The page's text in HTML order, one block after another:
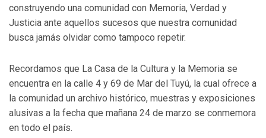
construyendo una comunidad con Memoria, Verdad y
Justicia ante aquellos sucesos que nuestra comunidad
busca jamás olvidar como tampoco repetir.
Recordamos que La Casa de la Cultura y la Memoria se
encuentra en la calle 4 y 69 de Mar del Tuyú, la cual ofrece a
la comunidad un archivo histórico, muestras y exposiciones
alusivas a la fecha que mañana 24 de marzo se conmemora
en todo el país.